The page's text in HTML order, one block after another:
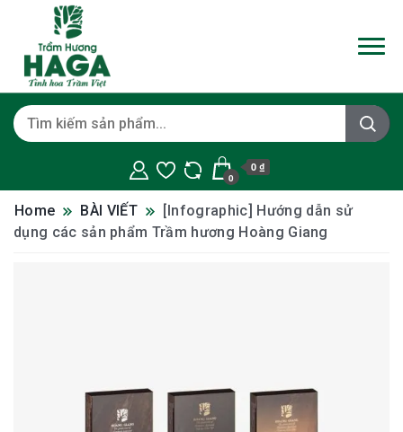
0
0 ₫
Home BÀI VIẾT
[Infographic] Hướng dẫn sử
dụng các sản phẩm Trầm hương Hoàng Giang